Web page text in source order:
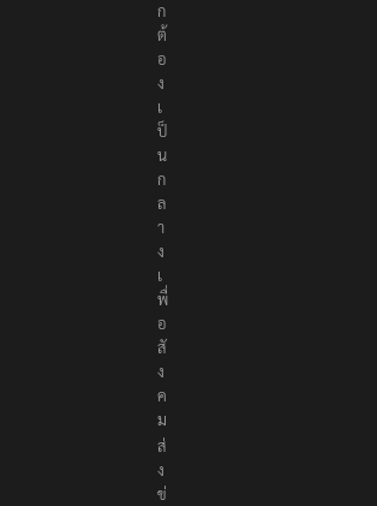
ก
ต้
อ
ง
เ
ป็
น
ก
ล
า
ง
เ
พื่
อ
สั
ง
ค
ม
ส่
ง
ข่